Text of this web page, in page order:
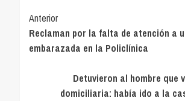
Navegación
de
entradas
Anterior
Reclaman por la falta de atención a
embarazada en la Policlínica
Detuvieron al hombre que
domiciliaria: había ido a la